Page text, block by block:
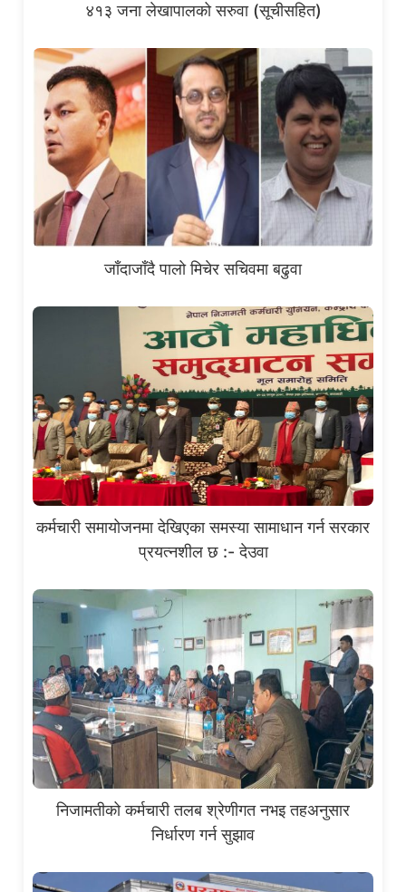
४१३ जना लेखापालको सरुवा (सूचीसहित)
जाँदाजाँदै पालो मिचेर सचिवमा बढुवा
कर्मचारी समायोजनमा देखिएका समस्या सामाधान गर्न सरकार
प्रयत्नशील छ :- देउवा
निजामतीको कर्मचारी तलब श्रेणीगत नभइ तहअनुसार
निर्धारण गर्न सुझाव